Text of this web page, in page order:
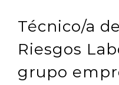
Técnico/a
Riesgos
grupo